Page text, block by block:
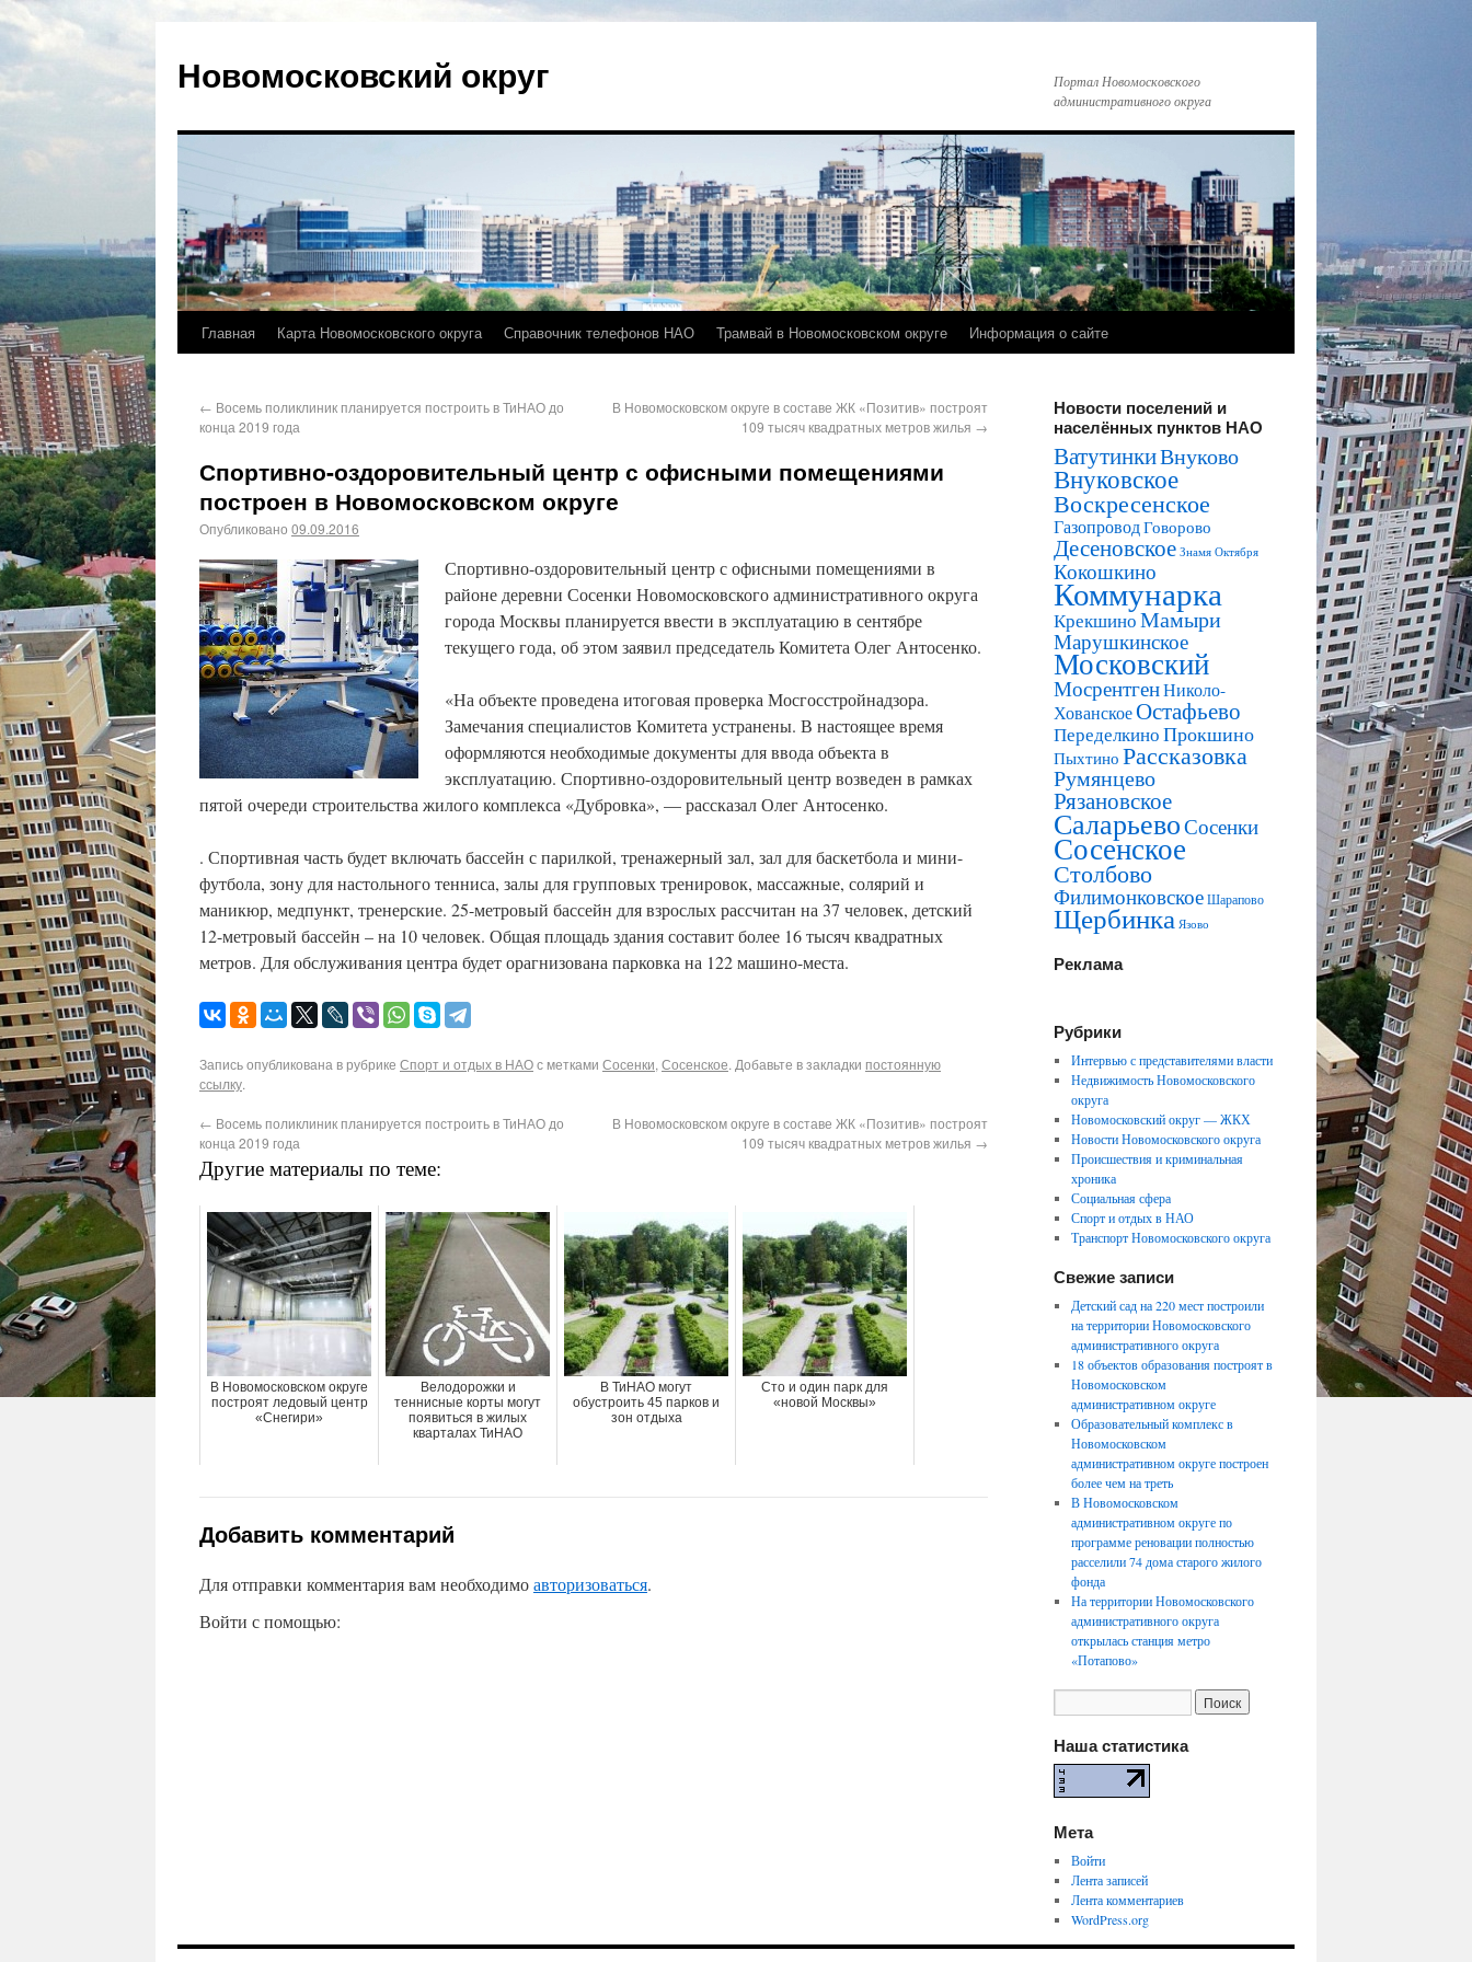
Новомосковский округ
Портал Новомосковского
административного округа
Главная Карта Новомосковского округа Справочник телефонов НАО Трамвай в Новомосковском округе Информация о сайте
← Восемь поликлиник планируется построить в ТиНАО до
конца 2019 года
В Новомосковском округе в составе ЖК «Позитив» построят
109 тысяч квадратных метров жилья →
Спортивно-оздоровительный центр с офисными помещениями
построен в Новомосковском округе
Опубликовано 09.09.2016
Спортивно-оздоровительный центр с офисными помещениями в
районе деревни Сосенки Новомосковского административного округа
города Москвы планируется ввести в эксплуатацию в сентябре
текущего года, об этом заявил председатель Комитета Олег Антосенко.
«На объекте проведена итоговая проверка Мосгосстройнадзора.
Замечания специалистов Комитета устранены. В настоящее время
оформляются необходимые документы для ввода объекта в
эксплуатацию. Спортивно-оздоровительный центр возведен в рамках
пятой очереди строительства жилого комплекса «Дубровка», — рассказал Олег Антосенко.
. Спортивная часть будет включать бассейн с парилкой, тренажерный зал, зал для баскетбола и мини-
футбола, зону для настольного тенниса, залы для групповых тренировок, массажные, солярий и
маникюр, медпункт, тренерские. 25-метровый бассейн для взрослых рассчитан на 37 человек, детский
12-метровый бассейн – на 10 человек. Общая площадь здания составит более 16 тысяч квадратных
метров. Для обслуживания центра будет орагнизована парковка на 122 машино-места.
Запись опубликована в рубрике Спорт и отдых в НАОс метками Сосенки, Сосенское. Добавьте в закладки постоянную
ссылку.
← Восемь поликлиник планируется построить в ТиНАО до
конца 2019 года
В Новомосковском округе в составе ЖК «Позитив» построят
109 тысяч квадратных метров жилья →
Другие материалы по теме:
В Новомосковском округе
построят ледовый центр
«Снегири»
Велодорожки и
теннисные корты могут
появиться в жилых
кварталах ТиНАО
В ТиНАО могут
обустроить 45 парков и
зон отдыха
Сто и один парк для
«новой Москвы»
Добавить комментарий
Для отправки комментария вам необходимоавторизоваться.
Войти с помощью:
Новости поселений и
населённых пунктов НАО
ВатутинкиВнуково
Внуковское
Воскресенское
ГазопроводГоворово
Десеновское Знамя Октября
Кокошкино
Коммунарка
КрекшиноМамыри
Марушкинское
Московский
МосрентгенНиколо-
ХованскоеОстафьево
ПеределкиноПрокшино
Пыхтино Рассказовка
Румянцево
Рязановское
СаларьевоСосенки
Сосенское
Столбово
ФилимонковскоеШарапово
Щербинка Язово
Реклама
Рубрики
Интервью с представителями власти
Недвижимость Новомосковского
округа
Новомосковский округ — ЖКХ
Новости Новомосковского округа
Происшествия и криминальная
хроника
Социальная сфера
Спорт и отдых в НАО
Транспорт Новомосковского округа
Свежие записи
Детский сад на 220 мест построили
на территории Новомосковского
административного округа
18 объектов образования построят в
Новомосковском
административном округе
Образовательный комплекс в
Новомосковском
административном округе построен
более чем на треть
В Новомосковском
административном округе по
программе реновации полностью
расселили 74 дома старого жилого
фонда
На территории Новомосковского
административного округа
открылась станция метро
«Потапово»
Наша статистика
Мета
Войти
Лента записей
Лента комментариев
WordPress.org